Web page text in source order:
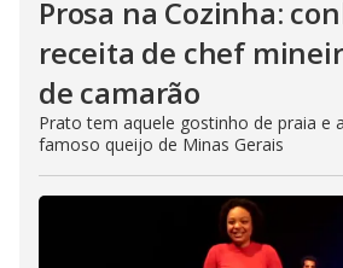
Prosa na Cozinha:
receita de chef
de camarão
Prato tem aquele gostinho de praia e
famoso queijo de Minas Gerais